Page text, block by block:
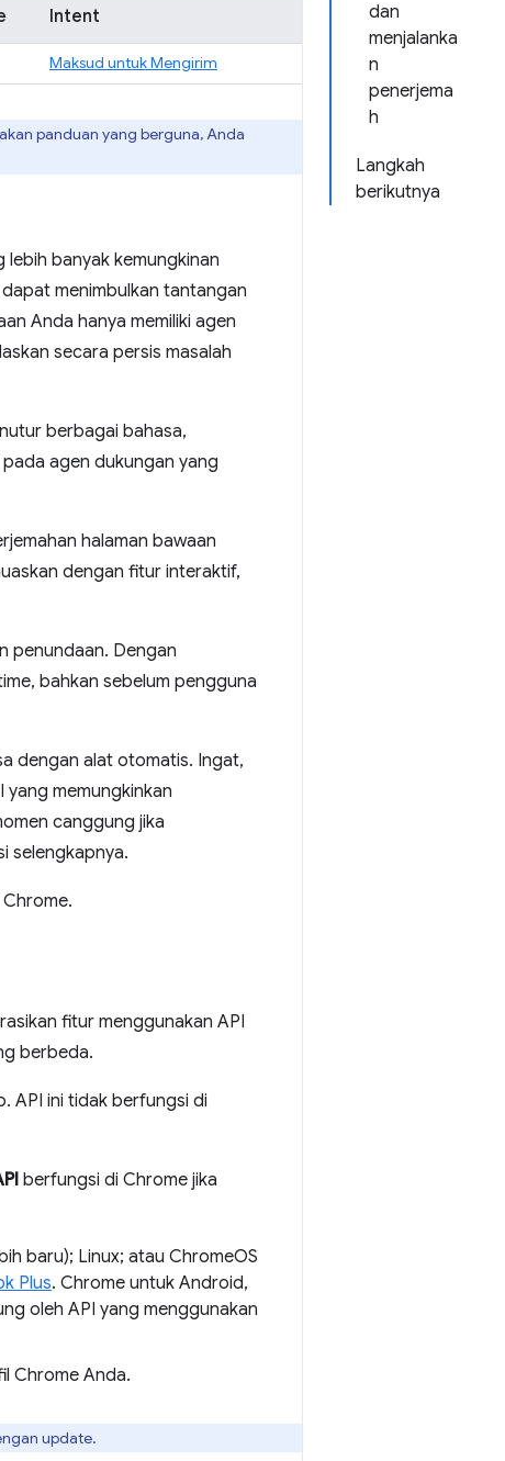
dan
menjalanka
n
penerjema
h
Langkah
berikutnya
Intent
Maksud untuk Mengirim
panduan yang berguna, Anda
lebih banyak kemungkinan
menimbulkan tantangan
Anda hanya memiliki agen
secara persis masalah
berbagai bahasa,
agen dukungan yang
halaman bawaan
dengan fitur interaktif,
penundaan. Dengan
bahkan sebelum pengguna
dengan alat otomatis. Ingat,
yang memungkinkan
canggung jika
selengkapnya.
fitur menggunakan API
berbeda.
API ini tidak berfungsi di
berfungsi di Chrome jika
baru); Linux; atau ChromeOS
Plus. Chrome untuk Android,
oleh API yang menggunakan
Chrome Anda.
update.